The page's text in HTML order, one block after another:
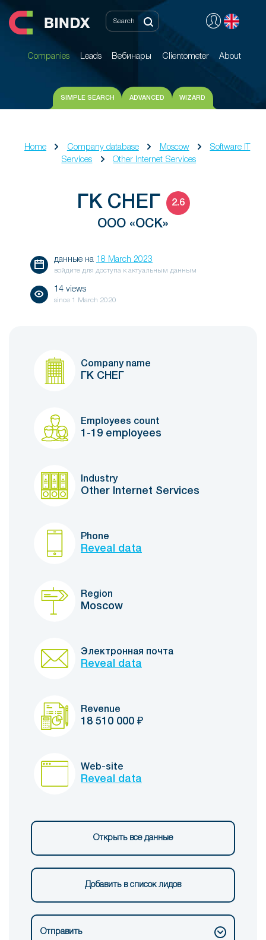
Companies Leads Вебинары Clientometer About
Companies Leads Вебинары Clientometer About
SIMPLE SEARCH ADVANCED WIZARD
Home Company database Moscow
Software IT
Services
Other Internet Services
ГК СНЕГ 2.6
ООО «ОСК»
данные на 18 March 2023
войдите для доступа к актуальным данным
14 views
since 1 March 2020
Company name
ГК СНЕГ
Employees count
1-19 employees
Industry
Other Internet Services
Phone
Reveal data
Region
Moscow
Электронная почта
Reveal data
Revenue
18 510 000 ₽
Web-site
Reveal data
Открыть все данные
Добавить в список лидов
Отправить